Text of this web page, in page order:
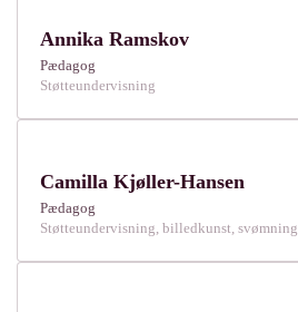
Annika Ramskov
Pædagog
Støtteundervisning
Camilla Kjøller-Hansen
Pædagog
Støtteundervisning, billedkunst, svømning